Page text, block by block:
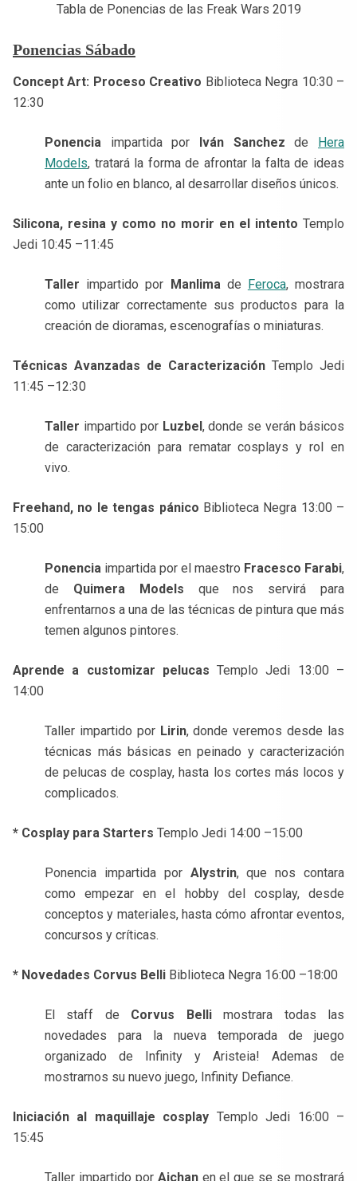
Tabla de Ponencias de las Freak Wars 2019
Ponencias Sábado
Concept Art: Proceso Creativo Biblioteca Negra 10:30 –
12:30
Ponencia impartida por Iván Sanchez de Hera
Models, tratará la forma de afrontar la falta de ideas
ante un folio en blanco, al desarrollar diseños únicos.
Silicona, resina y como no morir en el intento Templo
Jedi 10:45 –11:45
Taller impartido por Manlima de Feroca, mostrara
como utilizar correctamente sus productos para la
creación de dioramas, escenografías o miniaturas.
Técnicas Avanzadas de Caracterización Templo Jedi
11:45 –12:30
Taller impartido por Luzbel, donde se verán básicos
de caracterización para rematar cosplays y rol en
vivo.
Freehand, no le tengas pánico Biblioteca Negra 13:00 –
15:00
Ponencia impartida por el maestro Fracesco Farabi,
de Quimera Models que nos servirá para
enfrentarnos a una de las técnicas de pintura que más
temen algunos pintores.
Aprende a customizar pelucasTemplo Jedi 13:00 –
14:00
Taller impartido por Lirin, donde veremos desde las
técnicas más básicas en peinado y caracterización
de pelucas de cosplay, hasta los cortes más locos y
complicados.
* Cosplay para Starters Templo Jedi 14:00 –15:00
Ponencia impartida por Alystrin, que nos contara
como empezar en el hobby del cosplay, desde
conceptos y materiales, hasta cómo afrontar eventos,
concursos y críticas.
* Novedades Corvus Belli Biblioteca Negra 16:00 –18:00
El staff de Corvus Bellimostrara todas las
novedades para la nueva temporada de juego
organizado de Infinity y Aristeia! Ademas de
mostrarnos su nuevo juego, Infinity Defiance.
Iniciación al maquillaje cosplay Templo Jedi 16:00 –
15:45
Taller impartido por Aichanen el que se se mostrará